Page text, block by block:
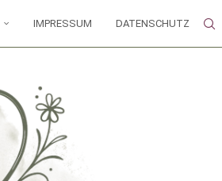
IMPRESSUM DATENSCHUTZ